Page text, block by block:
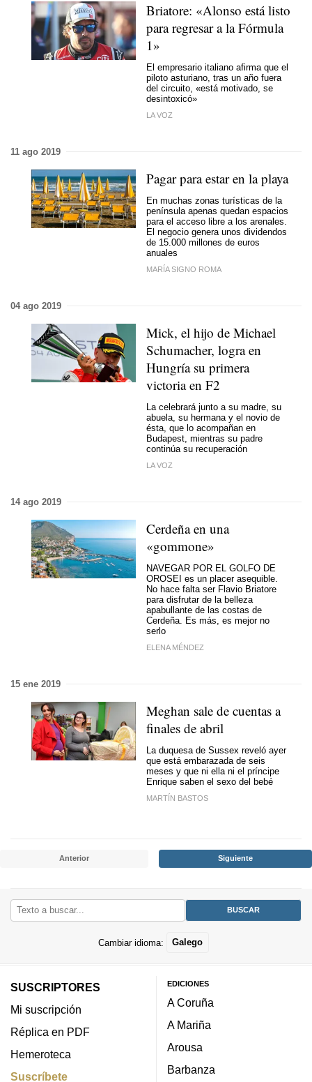
Briatore: «Alonso está listo
para regresar a la Fórmula
1»
El empresario italiano afirma que el
piloto asturiano, tras un año fuera
del circuito, «está motivado, se
desintoxicó»
LA VOZ
11 ago 2019
Pagar para estar en la playa
En muchas zonas turísticas de la
península apenas quedan espacios
para el acceso libre a los arenales.
El negocio genera unos dividendos
de 15.000 millones de euros
anuales
MARÍA SIGNO ROMA
04 ago 2019
Mick, el hijo de Michael
Schumacher, logra en
Hungría su primera
victoria en F2
La celebrará junto a su madre, su
abuela, su hermana y el novio de
ésta, que lo acompañan en
Budapest, mientras su padre
continúa su recuperación
LA VOZ
14 ago 2019
Cerdeña en una
«gommone»
NAVEGAR POR EL GOLFO DE
OROSEI es un placer asequible.
No hace falta ser Flavio Briatore
para disfrutar de la belleza
apabullante de las costas de
Cerdeña. Es más, es mejor no
serlo
ELENA MÉNDEZ
15 ene 2019
Meghan sale de cuentas a
finales de abril
La duquesa de Sussex reveló ayer
que está embarazada de seis
meses y que ni ella ni el príncipe
Enrique saben el sexo del bebé
MARTÍN BASTOS
Anterior Siguiente
Cambiar idioma: Galego
SUSCRIPTORES
Mi suscripción
Réplica en PDF
Hemeroteca
Suscríbete
EDICIONES
A Coruña
A Mariña
Arousa
Barbanza